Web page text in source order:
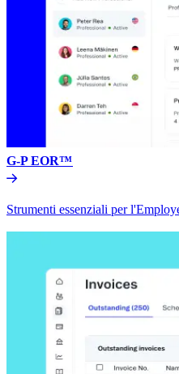
G-P EOR™​​
Strumenti essenziali per